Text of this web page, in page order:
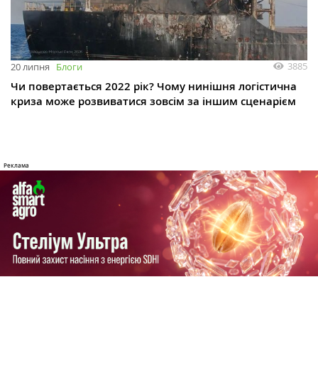
20 липня Блоги 3885
Чи повертається 2022 рік? Чому нинішня логістична
криза може розвиватися зовсім за іншим сценарієм